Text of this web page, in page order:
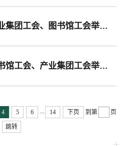
学院工会联合产业集团工会、图书馆工会举办“智能制造 少年强国”科学嘉年华科普活动
学院工会联合图书馆工会、产业集团工会举办“阅读悦童心，欢乐迎六一”亲子活动
4 5 6 ... 14 下页 到第 页
跳转